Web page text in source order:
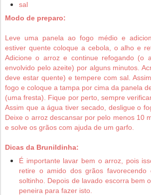
sal
Modo de preparo:
Leve uma panela ao fogo médio e
estiver quente coloque a cebola, o alho e
Adicione o arroz e continue refogando (o
envolvido pelo azeite) por alguns minutos.
deve estar quente) e tempere com sal.
fogo e coloque a tampa por cima da panela
(uma fresta). Fique por perto, sempre
Assim que a água tiver secado, desligue o
Deixe o arroz descansar por pelo menos 10
e solve os grãos com ajuda de um garfo.
Dicas da Brunildinha:
É importante lavar bem o arroz, pois
retire o amido dos grãos
soltinho. Depois de lavado escorra bem
peneira para fazer isto.